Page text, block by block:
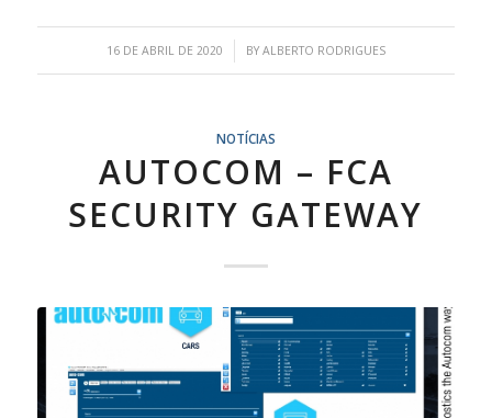
16 DE ABRIL DE 2020
/ BY ALBERTO RODRIGUES
NOTÍCIAS
AUTOCOM – FCA
SECURITY GATEWAY